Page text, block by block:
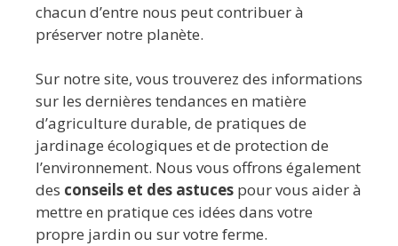
chacun d’entre nous peut contribuer à
préserver notre planète.
Sur notre site, vous trouverez des informations
sur les dernières tendances en matière
d’agriculture durable, de pratiques de
jardinage écologiques et de protection de
l’environnement. Nous vous offrons également
des conseils et des astuces pour vous aider à
mettre en pratique ces idées dans votre
propre jardin ou sur votre ferme.